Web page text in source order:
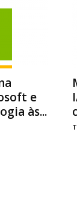
e
às...